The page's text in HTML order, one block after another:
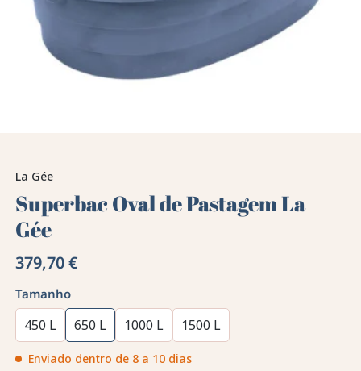
La Gée
Superbac Oval de Pastagem La
Gée
379,70 €
Tamanho
450 L 650 L 1000 L 1500 L
Enviado dentro de 8 a 10 dias